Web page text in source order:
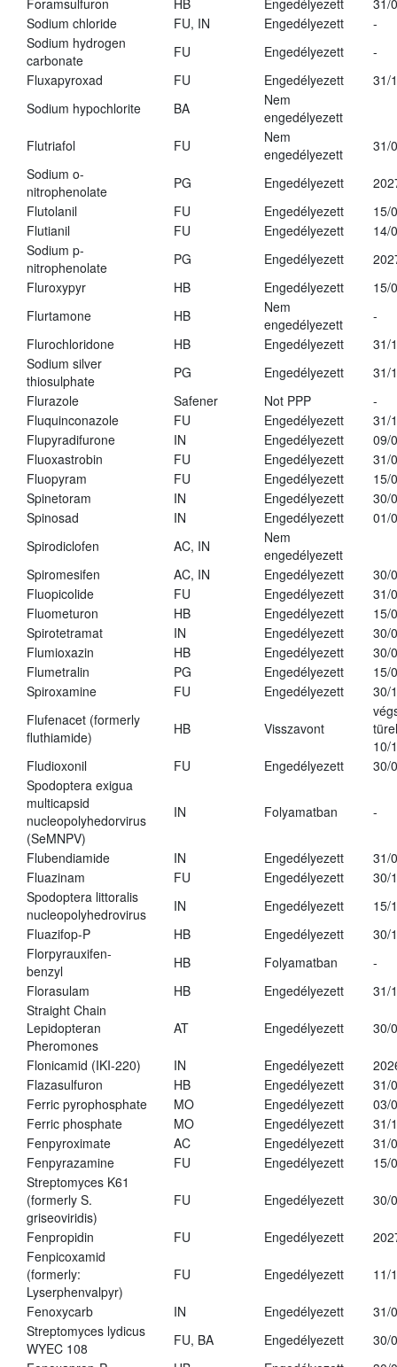
Foramsulfuron HB Engedélyezett
31/
Sodium chloride
FU, IN Engedélyezett
-
Sodium hydrogen
carbonate
FU Engedélyezett
-
Fluxapyroxad
FU Engedélyezett
31/
Sodium hypochlorite
BA
Nem
engedélyezett
Flutriafol
FU
Nem
engedélyezett
31/
Sodium o-
nitrophenolate
PG Engedélyezett
Flutolanil
FU Engedélyezett
15/
Flutianil
FU Engedélyezett
14/
Sodium p-
nitrophenolate
PG Engedélyezett
Fluroxypyr
HB Engedélyezett
15/
Flurtamone
HB
Nem
engedélyezett
-
Flurochloridone
HB Engedélyezett
31/
Sodium silver
thiosulphate
PG Engedélyezett
31/
Flurazole
Safener Not PPP
-
Fluquinconazole
FU Engedélyezett
31/
Flupyradifurone
IN Engedélyezett
09/
Fluoxastrobin
FU Engedélyezett
31/
Fluopyram
FU Engedélyezett
15/
Spinetoram
IN Engedélyezett
30/
Spinosad
IN Engedélyezett
01/
Spirodiclofen
AC, IN
Nem
engedélyezett
Spiromesifen
AC, IN Engedélyezett
30/
Fluopicolide
FU Engedélyezett
31/
Fluometuron
HB Engedélyezett
15/
Spirotetramat
IN Engedélyezett
30/
Flumioxazin
HB Engedélyezett
30/
Flumetralin
PG Engedélyezett
15/
Spiroxamine
FU Engedélyezett
30/
Flufenacet (formerly
fluthiamide)
HB Visszavont
10/
Fludioxonil
FU Engedélyezett
30/
Spodoptera exigua
multicapsid
nucleopolyhedorvirus
(SeMNPV)
IN Folyamatban -
Flubendiamide IN Engedélyezett
31/
Fluazinam
FU Engedélyezett
30/
Spodoptera littoralis
nucleopolyhedrovirus
IN Engedélyezett
15/
Fluazifop-P
HB Engedélyezett
30/
Florpyrauxifen-
benzyl
HB Folyamatban
-
Florasulam
HB Engedélyezett
31/
Straight Chain
Lepidopteran
Pheromones
AT Engedélyezett 30/
Flonicamid (IKI-220) IN Engedélyezett
Flazasulfuron
HB Engedélyezett
31/
Ferric pyrophosphate
MO Engedélyezett
03/
Ferric phosphate
MO Engedélyezett
31/
Fenpyroximate
AC Engedélyezett
31/
Fenpyrazamine
FU Engedélyezett
15/
Streptomyces K61
(formerly S.
griseoviridis)
FU Engedélyezett 30/
Fenpropidin FU Engedélyezett
Fenpicoxamid
(formerly:
Lyserphenvalpyr)
FU Engedélyezett 11/
Fenoxycarb IN Engedélyezett
31/
Streptomyces lydicus
WYEC 108
FU, BA Engedélyezett
30/